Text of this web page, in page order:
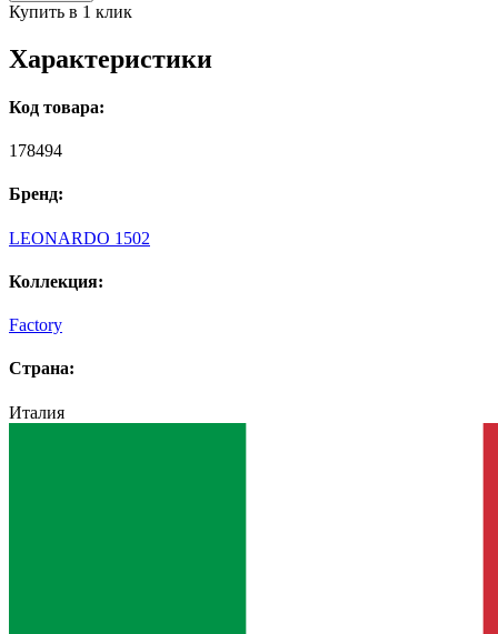
Купить в 1 клик
Характеристики
Код товара:
178494
Бренд:
LEONARDO 1502
Коллекция:
Factory
Страна:
Италия